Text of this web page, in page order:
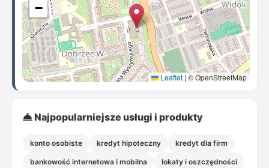
−
Leaflet | © OpenStreetMap
Najpopularniejsze usługi i produkty
konto osobiste kredyt hipoteczny kredyt dla firm
bankowość internetowa i mobilna lokaty i oszczędności